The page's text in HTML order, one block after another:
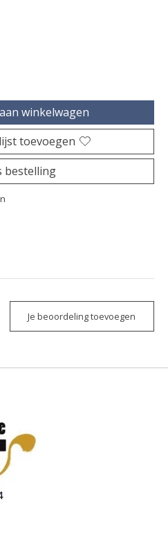
winkelwagen
toevoegen
bestelling
Je beoordeling toevoegen